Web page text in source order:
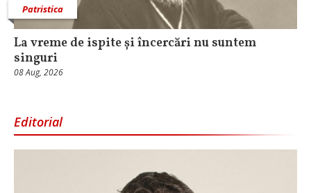
Patristica
La vreme de ispite și încercări nu suntem
singuri
08 Aug, 2026
Editorial